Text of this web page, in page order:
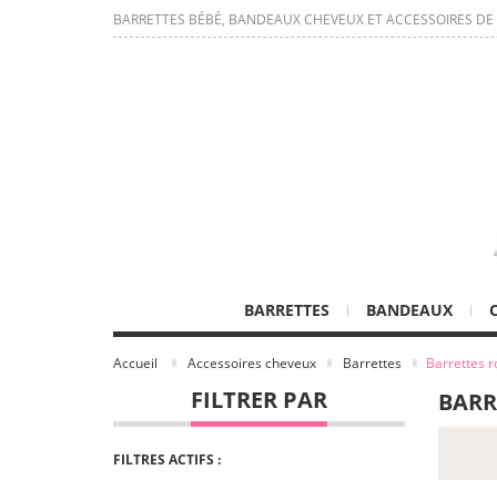
BARRETTES BÉBÉ, BANDEAUX CHEVEUX ET ACCESSOIRES
BARRETTES BANDEAUX
Accueil Accessoires cheveux Barrettes Barrettes
FILTRER PAR
FILTRES ACTIFS :